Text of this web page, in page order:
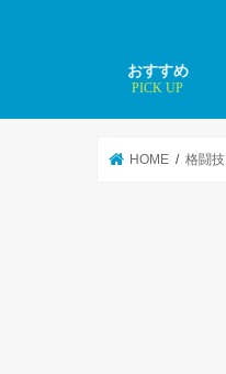
おすすめ
PICK UP
HOME 格闘技